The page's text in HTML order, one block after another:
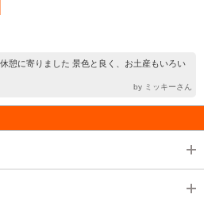
憩に寄りました 景色と良く、お土産もいろい
by ミッキーさん